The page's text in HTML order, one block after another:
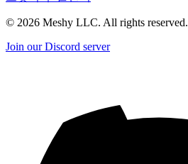
© 2026 Meshy LLC. All rights reserved.
Join our Discord server